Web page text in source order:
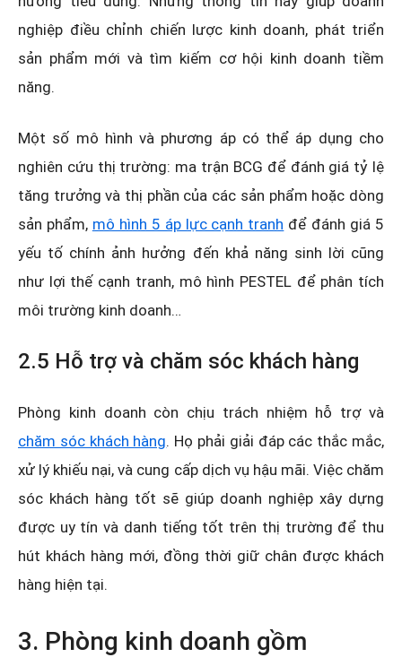
nghiệp điều chỉnh chiến lược kinh doanh, phát triển
sản phẩm mới và tìm kiếm cơ hội kinh doanh tiềm
năng.
Một số mô hình và phương áp có thể áp dụng cho
nghiên cứu thị trường: ma trận BCG để đánh giá tỷ lệ
tăng trưởng và thị phần của các sản phẩm hoặc dòng
sản phẩm, mô hình 5 áp lực cạnh tranh để đánh giá 5
yếu tố chính ảnh hưởng đến khả năng sinh lời cũng
như lợi thế cạnh tranh, mô hình PESTEL để phân tích
môi trường kinh doanh…
2.5 Hỗ trợ và chăm sóc khách hàng
Phòng kinh doanh còn chịu trách nhiệm hỗ trợ và
chăm sóc khách hàng. Họ phải giải đáp các thắc mắc,
xử lý khiếu nại, và cung cấp dịch vụ hậu mãi. Việc chăm
sóc khách hàng tốt sẽ giúp doanh nghiệp xây dựng
được uy tín và danh tiếng tốt trên thị trường để thu
hút khách hàng mới, đồng thời giữ chân được khách
hàng hiện tại.
3. Phòng kinh doanh gồm